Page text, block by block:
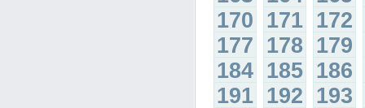
170 171 172
177 178 179
184 185 186
191 192 193